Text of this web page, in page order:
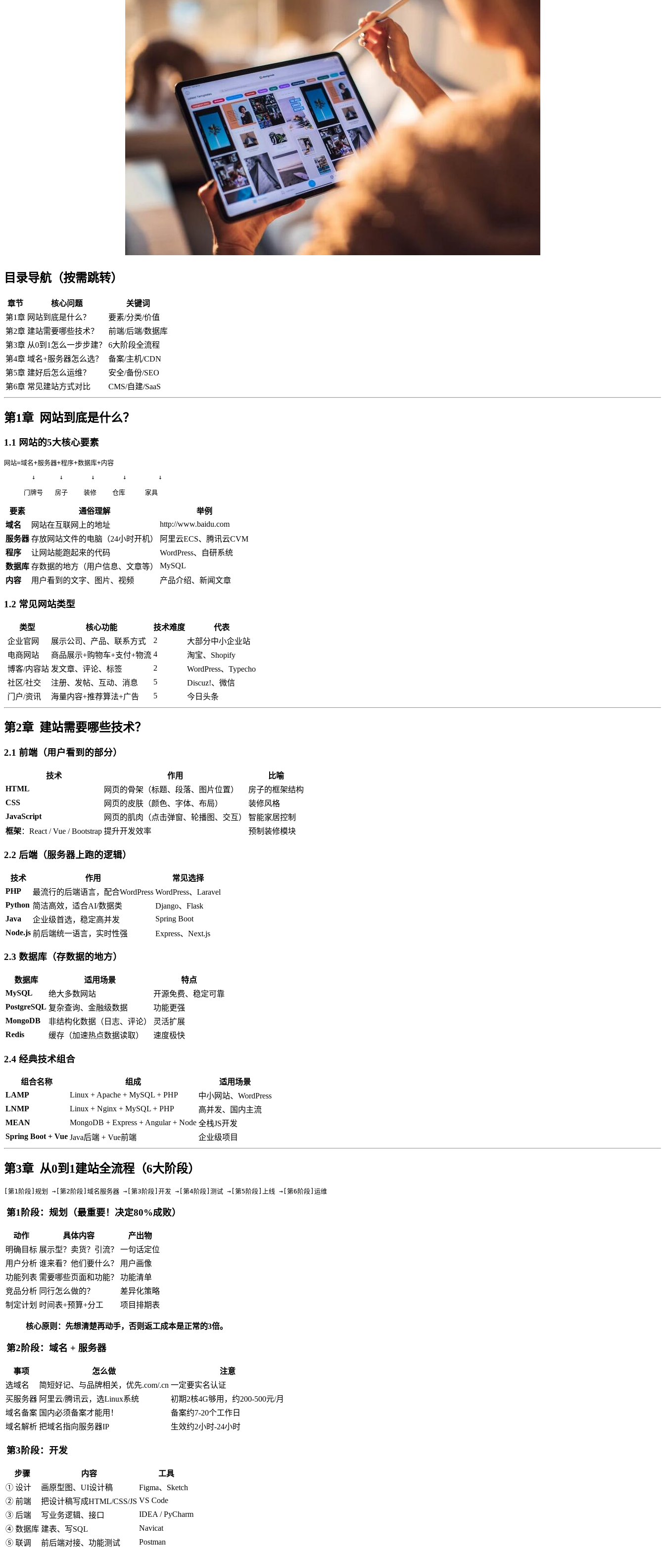
目录导航（按需跳转）
章节 核心问题
关键词
第1章 网站到底是什么？
要素/分类/价值
第2章 建站需要哪些技术？
前端/后端/数据库
第3章 从0到1怎么一步步建？
6大阶段全流程
第4章 域名+服务器怎么选？
备案/主机/CDN
第5章 建好后怎么运维？
安全/备份/SEO
第6章 常见建站方式对比 CMS/自建/SaaS
第1章 网站到底是什么？
1.1 网站的5大核心要素
网站=域名+服务器+程序+数据库+内容
↓      ↓       ↓       ↓        ↓
门牌号   房子    装修    仓库     家具
要素 通俗理解
举例
域名
网站在互联网上的地址
http://www.baidu.com
服务器 存放网站文件的电脑（24小时开机）
阿里云ECS、腾讯云CVM
程序
让网站能跑起来的代码
WordPress、自研系统
数据库 存数据的地方（用户信息、文章等）
MySQL
内容
用户看到的文字、图片、视频 产品介绍、新闻文章
1.2 常见网站类型
类型 核心功能 技术难度
代表
企业官网
展示公司、产品、联系方式 2
大部分中小企业站
电商网站
商品展示+购物车+支付+物流 4
淘宝、Shopify
博客/内容站 发文章、评论、标签 2
WordPress、Typecho
社区/社交
注册、发帖、互动、消息 5
Discuz!、微信
门户/资讯
海量内容+推荐算法+广告 5 今日头条
第2章 建站需要哪些技术？
2.1 前端（用户看到的部分）
技术 作用
比喻
HTML
网页的骨架（标题、段落、图片位置）
房子的框架结构
CSS
网页的皮肤（颜色、字体、布局）
装修风格
JavaScript
网页的肌肉（点击弹窗、轮播图、交互）
智能家居控制
框架：React / Vue / Bootstrap 提升开发效率 预制装修模块
2.2 后端（服务器上跑的逻辑）
技术 作用
常见选择
PHP
最流行的后端语言，配合WordPress WordPress、Laravel
Python 简洁高效，适合AI/数据类
Django、Flask
Java
企业级首选，稳定高并发
Spring Boot
Node.js 前后端统一语言，实时性强 Express、Next.js
2.3 数据库（存数据的地方）
数据库 适用场景
特点
MySQL
绝大多数网站
开源免费、稳定可靠
PostgreSQL 复杂查询、金融级数据
功能更强
MongoDB
非结构化数据（日志、评论）
灵活扩展
Redis
缓存（加速热点数据读取） 速度极快
2.4 经典技术组合
组合名称 组成
适用场景
LAMP
Linux + Apache + MySQL + PHP
中小网站、WordPress
LNMP
Linux + Nginx + MySQL + PHP
高并发、国内主流
MEAN
MongoDB + Express + Angular + Node 全栈JS开发
Spring Boot + Vue Java后端 + Vue前端 企业级项目
第3章 从0到1建站全流程（6大阶段）
[第1阶段]规划 →[第2阶段]域名服务器 →[第3阶段]开发 →[第4阶段]测试 →[第5阶段]上线 →[第6阶段]运维
第1阶段：规划（最重要！决定80%成败）
动作 具体内容
产出物
明确目标 展示型？卖货？引流？
一句话定位
用户分析 谁来看？他们要什么？
用户画像
功能列表 需要哪些页面和功能？
功能清单
竞品分析 同行怎么做的？
差异化策略
制定计划 时间表+预算+分工 项目排期表
核心原则：先想清楚再动手，否则返工成本是正常的3倍。
第2阶段：域名 + 服务器
事项 怎么做
注意
选域名
简短好记、与品牌相关，优先.com/.cn 一定要实名认证
买服务器 阿里云/腾讯云，选Linux系统
初期2核4G够用，约200-500元/月
域名备案 国内必须备案才能用！
备案约7-20个工作日
域名解析 把域名指向服务器IP 生效约2小时-24小时
第3阶段：开发
步骤 内容
工具
① 设计
画原型图、UI设计稿
Figma、Sketch
② 前端
把设计稿写成HTML/CSS/JS VS Code
③ 后端
写业务逻辑、接口
IDEA / PyCharm
④ 数据库 建表、写SQL
Navicat
⑤ 联调
前后端对接、功能测试 Postman